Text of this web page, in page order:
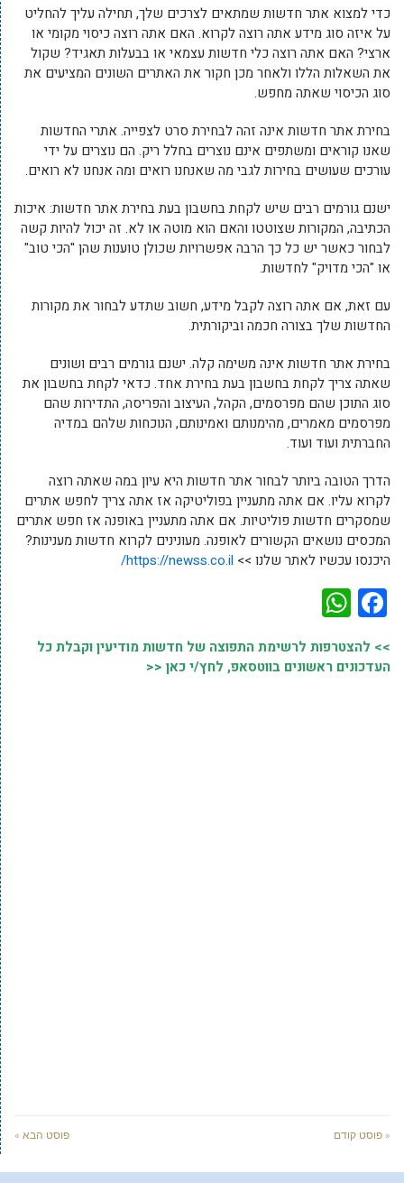
כדי למצוא אתר חדשות שמתאים לצרכים שלך, תחילה עליך להחליט
על איזה סוג מידע אתה רוצה לקרוא. האם אתה רוצה כיסוי מקומי או
ארצי? האם אתה רוצה כלי חדשות עצמאי או בבעלות תאגיד? שקול
את השאלות הללו ולאחר מכן חקור את האתרים השונים המציעים את
סוג הכיסוי שאתה מחפש.
בחירת אתר חדשות אינה זהה לבחירת סרט לצפייה. אתרי החדשות
שאנו קוראים ומשתפים אינם נוצרים בחלל ריק. הם נוצרים על ידי
עורכים שעושים בחירות לגבי מה שאנחנו רואים ומה אנחנו לא רואים.
ישנם גורמים רבים שיש לקחת בחשבון בעת בחירת אתר חדשות: איכות
הכתיבה, המקורות שצוטטו והאם הוא מוטה או לא. זה יכול להיות קשה
לבחור כאשר יש כל כך הרבה אפשרויות שכולן טוענות שהן "הכי טוב"
או "הכי מדויק" לחדשות.
עם זאת, אם אתה רוצה לקבל מידע, חשוב שתדע לבחור את מקורות
החדשות שלך בצורה חכמה וביקורתית.
בחירת אתר חדשות אינה משימה קלה. ישנם גורמים רבים ושונים
שאתה צריך לקחת בחשבון בעת בחירת אחד. כדאי לקחת בחשבון את
סוג התוכן שהם מפרסמים, הקהל, העיצוב והפריסה, התדירות שהם
מפרסמים מאמרים, מהימנותם ואמינותם, הנוכחות שלהם במדיה
החברתית ועוד ועוד.
הדרך הטובה ביותר לבחור אתר חדשות היא עיון במה שאתה רוצה
לקרוא עליו. אם אתה מתעניין בפוליטיקה אז אתה צריך לחפש אתרים
שמסקרים חדשות פוליטיות. אם אתה מתעניין באופנה אז חפש אתרים
המכסים נושאים הקשורים לאופנה. מעונינים לקרוא חדשות מענינות?
היכנסו עכשיו לאתר שלנו >> https://newss.co.il/
Facebook
>> להצטרפות לרשימת התפוצה של חדשות מודיעין וקבלת כל
העדכונים ראשונים בווטסאפ, לחץ/י כאן <<
« פוסט קודם פוסט הבא »